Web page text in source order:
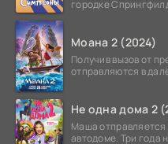
городке
Моана 2 (2024)
Получив вызов от
отправляются в
Не одна дома 2
Маша отправляется
автодоме. Три года